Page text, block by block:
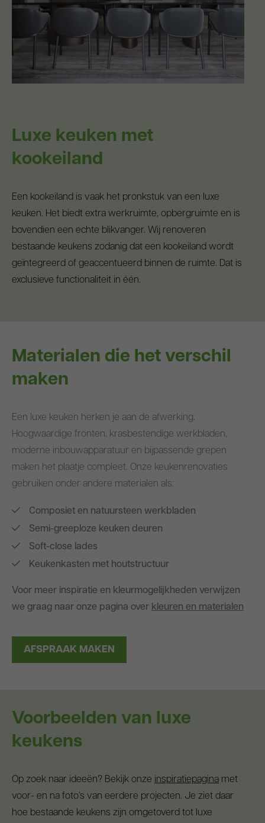
Luxe keuken met
kookeiland
Een kookeiland is vaak het pronkstuk van een luxe
keuken. Het biedt extra werkruimte, opbergruimte en is
bovendien een echte blikvanger. Wij renoveren
bestaande keukens zodanig dat een kookeiland wordt
geïntegreerd of geaccentueerd binnen de ruimte. Dat is
exclusieve functionaliteit in één.
Materialen die het verschil
maken
Een luxe keuken herken je aan de afwerking.
Hoogwaardige fronten, krasbestendige werkbladen,
moderne inbouwapparatuur en bijpassende grepen
maken het plaatje compleet. Onze keukenrenovaties
gebruiken onder andere materialen als:
Composiet en natuursteen werkbladen
Semi-greeploze keuken deuren
Soft-close lades
Keukenkasten met houtstructuur
Voor meer inspiratie en kleurmogelijkheden verwijzen
we graag naar onze pagina over kleuren en materialen
AFSPRAAK MAKEN
Voorbeelden van luxe
keukens
Op zoek naar ideeën? Bekijk onze inspiratiepagina met
voor- en na foto’s van eerdere projecten. Je ziet daar
hoe bestaande keukens zijn omgetoverd tot luxe